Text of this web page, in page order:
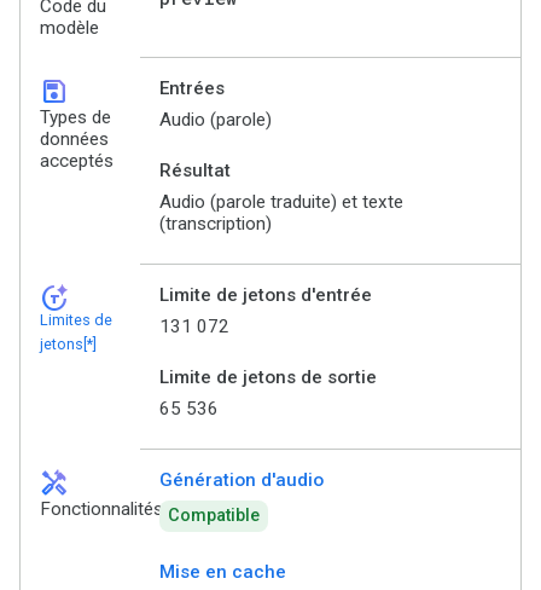
Code du
modèle
save
Types de
données
acceptés
Entrées
Audio (parole)
Résultat
Audio (parole traduite) et texte
(transcription)
token_auto
Limites de
jetons[*]
Limite de jetons d'entrée
131 072
Limite de jetons de sortie
65 536
handyman
Fonctionnalités
Génération d'audio
Compatible
Mise en cache